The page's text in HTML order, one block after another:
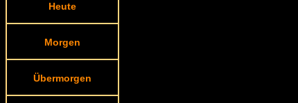
Heute
Morgen
Übermorgen